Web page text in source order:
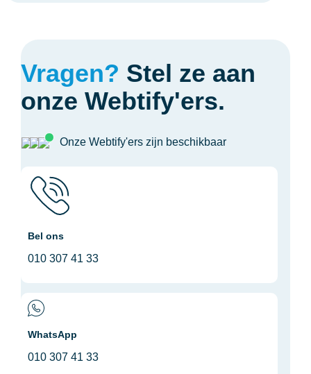
Vragen? Stel ze aan
onze Webtify'ers.
Onze Webtify'ers zijn beschikbaar
Bel ons
010 307 41 33
WhatsApp
010 307 41 33